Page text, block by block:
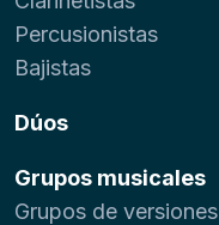
Percusionistas
Bajistas
Dúos
Grupos musicales
Grupos de versiones